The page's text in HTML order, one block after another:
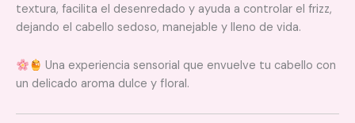
textura, facilita el desenredado y ayuda a controlar el frizz,
dejando el cabello sedoso, manejable y lleno de vida.
Una experiencia sensorial que envuelve tu cabello con
un delicado aroma dulce y floral.